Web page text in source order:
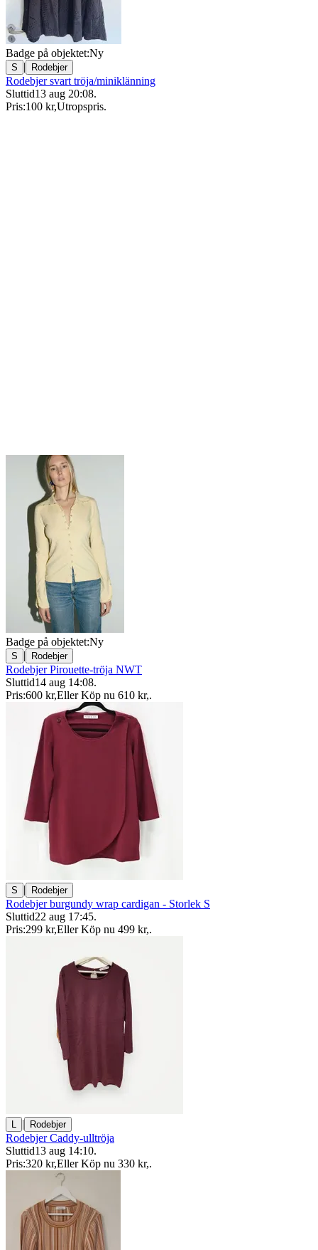
Badge på objektet:Ny
S | Rodebjer
Rodebjer svart tröja/miniklänning
Sluttid13 aug 20:08.
Pris:100 kr,Utropspris.
Badge på objektet:Ny
S | Rodebjer
Rodebjer Pirouette-tröja NWT
Sluttid14 aug 14:08.
Pris:600 kr,Eller Köp nu 610 kr,.
S | Rodebjer
Rodebjer burgundy wrap cardigan - Storlek S
Sluttid22 aug 17:45.
Pris:299 kr,Eller Köp nu 499 kr,.
L | Rodebjer
Rodebjer Caddy-ulltröja
Sluttid13 aug 14:10.
Pris:320 kr,Eller Köp nu 330 kr,.